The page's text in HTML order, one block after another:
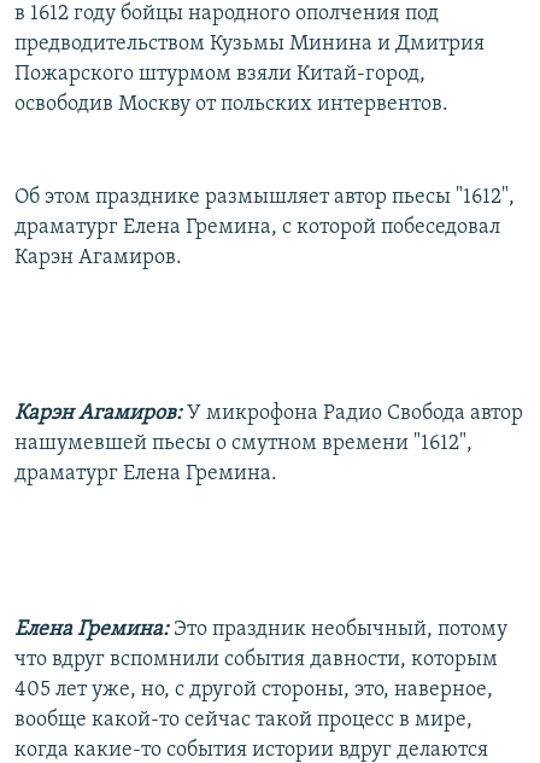
Все сайты РСЕ/РС
в 1612 году бойцы народного ополчения под
предводительством Кузьмы Минина и Дмитрия
Пожарского штурмом взяли Китай-город,
освободив Москву от польских интервентов.
Об этом празднике размышляет автор пьесы "1612",
драматург Елена Гремина, с которой побеседовал
Карэн Агамиров.
Карэн Агамиров: У микрофона Радио Свобода автор
нашумевшей пьесы о смутном времени "1612",
драматург Елена Гремина.
Елена Гремина: Это праздник необычный, потому
что вдруг вспомнили события давности, которым
405 лет уже, но, с другой стороны, это, наверное,
вообще какой-то сейчас такой процесс в мире,
когда какие-то события истории вдруг делаются